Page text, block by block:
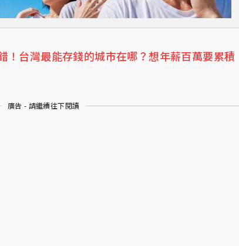
！台灣最能存錢的城市在哪？想年薪百萬要累積
廣告 - 請繼續往下閱讀